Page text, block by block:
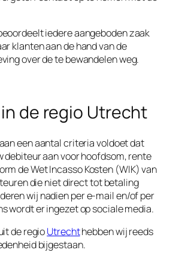
iedere aangeboden zaak
klanten aan de hand van de
over de te bewandelen weg.
de regio Utrecht
een aantal criteria voldoet dat
debiteur aan voor hoofdsom, rente
de Wet Incasso Kosten (WIK) van
die niet direct tot betaling
wij nadien per e-mail en/of per
wordt er ingezet op sociale media.
de regioUtrechthebben wij reeds
bijgestaan.